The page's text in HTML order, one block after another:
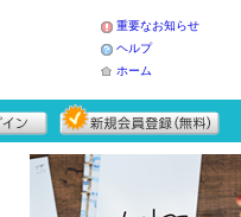
重要なお知らせ
ヘルプ
ホーム